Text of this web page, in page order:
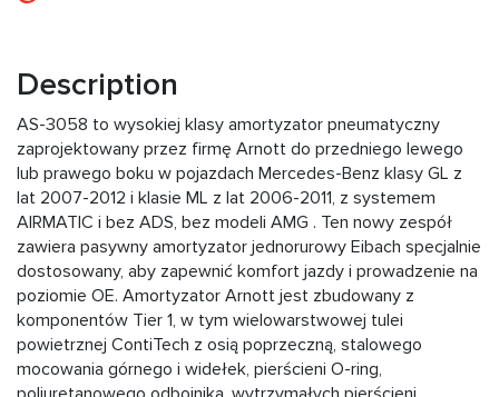
Description
AS-3058 to wysokiej klasy amortyzator pneumatyczny
zaprojektowany przez firmę Arnott do przedniego lewego
lub prawego boku w pojazdach Mercedes-Benz klasy GL z
lat 2007-2012 i klasie ML z lat 2006-2011, z systemem
AIRMATIC i bez ADS, bez modeli AMG . Ten nowy zespół
zawiera pasywny amortyzator jednorurowy Eibach specjalnie
dostosowany, aby zapewnić komfort jazdy i prowadzenie na
poziomie OE. Amortyzator Arnott jest zbudowany z
komponentów Tier 1, w tym wielowarstwowej tulei
powietrznej ContiTech z osią poprzeczną, stalowego
mocowania górnego i widełek, pierścieni O-ring,